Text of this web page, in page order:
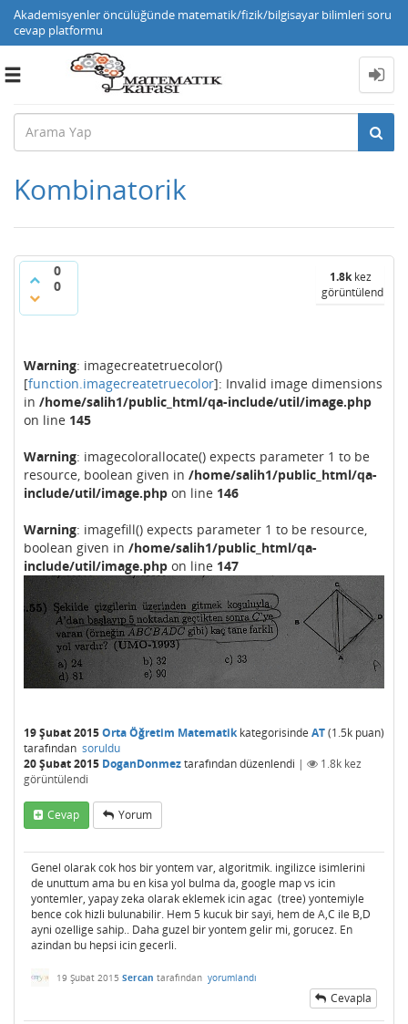
Akademisyenler öncülüğünde matematik/fizik/bilgisayar bilimleri soru
cevap platformu
Toggle
Kombinatorik
0
0
1.8kkez
görüntülendi
Warning: imagecreatetruecolor()
[function.imagecreatetruecolor]: Invalid image dimensions
in /home/salih1/public_html/qa-include/util/image.php
on line 145
Warning: imagecolorallocate() expects parameter 1 to be
resource, boolean given in /home/salih1/public_html/qa-
include/util/image.php on line 146
Warning: imagefill() expects parameter 1 to be resource,
boolean given in /home/salih1/public_html/qa-
include/util/image.php on line 147
19 Şubat 2015Orta Öğretim Matematikkategorisinde AT(1.5k puan)
tarafından soruldu
20 Şubat 2015 DoganDonmeztarafındandüzenlendi | 1.8k kez
görüntülendi
Cevap Yorum
Genel olarak cok hos bir yontem var, algoritmik. ingilizce isimlerini
de unuttum ama bu en kisa yol bulma da, google map vs icin
yontemler, yapay zeka olarak eklemek icin agac (tree) yontemiyle
bence cok hizli bulunabilir. Hem 5 kucuk bir sayi, hem de A,C ile B,D
ayni ozellige sahip.. Daha guzel bir yontem gelir mi, gorucez. En
azindan bu hepsi icin gecerli.
19 Şubat 2015 Sercan tarafından yorumlandı
Cevapla